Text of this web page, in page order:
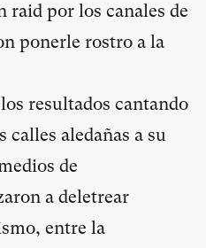
raid por los canales de
ponerle rostro a la
resultados cantando
aledañas a su
de
a deletrear
entre la